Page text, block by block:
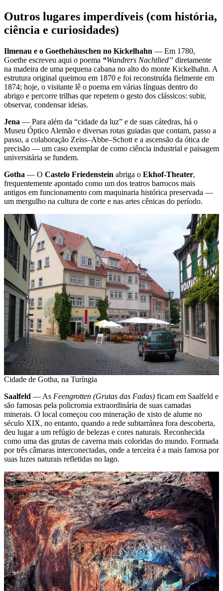
Outros lugares imperdíveis (com história,
ciência e curiosidades)
Ilmenau e o Goethehäuschen no Kickelhahn — Em 1780,
Goethe escreveu aqui o poema “Wandrers Nachtlied” diretamente
na madeira de uma pequena cabana no alto do monte Kickelhahn. A
estrutura original queimou em 1870 e foi reconstruída fielmente em
1874; hoje, o visitante lê o poema em várias línguas dentro do
abrigo e percorre trilhas que repetem o gesto dos clássicos: subir,
observar, condensar ideias.
Jena — Para além da “cidade da luz” e de suas cátedras, há o
Museu Óptico Alemão e diversas rotas guiadas que contam, passo a
passo, a colaboração Zeiss–Abbe–Schott e a ascensão da ótica de
precisão — um caso exemplar de como ciência industrial e paisagem
universitária se fundem.
Gotha — O Castelo Friedenstein abriga o Ekhof-Theater,
frequentemente apontado como um dos teatros barrocos mais
antigos em funcionamento com maquinaria histórica preservada —
um mergulho na cultura de corte e nas artes cênicas do período.
Cidade de Gotha, na Turíngia
Saalfeld — As Feengrotten (Grutas das Fadas) ficam em Saalfeld e
são famosas pela policromia extraordinária de suas camadas
minerais. O local começou coo mineração de xisto de alume no
século XIX, no entanto, quando a rede subtarránea fora descoberta,
deu lugar a um refúgio de belezas e cores naturais. Reconhecida
como uma das grutas de caverna mais coloridas do mundo. Formada
por três câmaras interconectadas, onde a terceira é a mais famosa por
suas luzes naturais refletidas no lago.